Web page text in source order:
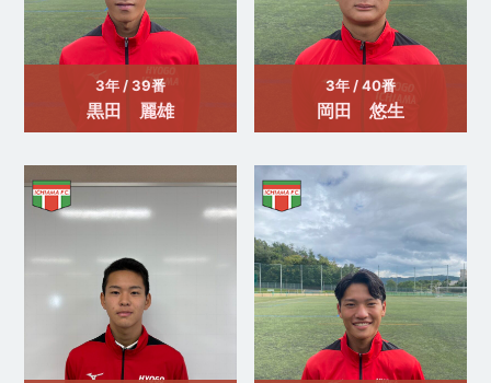
3年 / 39番
黒田 麗雄
3年 / 40番
岡田 悠生